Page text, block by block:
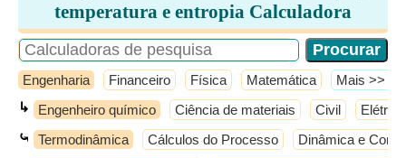
temperatura e entropia Calculadora
Engenharia Financeiro Física Matemática ​Mais >>
↳ Engenheiro químico Ciência de materiais Civil Elétrico
⤿ Termodinâmica Cálculos do Processo Dinâmica e